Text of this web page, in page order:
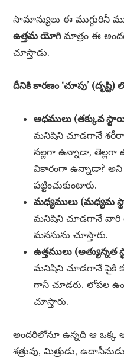
సామాన్యులు ఈ ముగ్గురినీ
ఉత్తమ యోగిమాత్రం ఈ
చూస్తాడు.
దీనికి కారణం ‘చూపు’
అధములు (తక్కువ
మనిషిని చూడగానే
నల్లగా ఉన్నాడా,
వికారంగా ఉన్నాడా?
పట్టించుకుంటారు.
మధ్యములు (మధ్యమ
మనిషిని చూడగానే వారి
మనసును చూస్తారు.
ఉత్తములు (అత్యున్నత
మనిషిని చూడగానే పైకి
గానీ చూడరు. లోపల
చూస్తారు.
అందరిలోనూ ఉన్నది ఆ
శత్రువు, మిత్రుడు,